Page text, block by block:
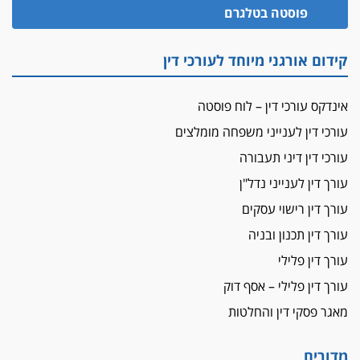
הזכות לטנף
מאסר לעורך הדין
פיקטיביות בשם פלסטינים
על המידתיות
ביה"ד המשמעתי ביטל השעיה לצמיתות של
עורכת-דין שהביעה שמחה ב-7 באוקטובר
אשם
עו"ד הלל בבייב הורשע בהונאת עשרות לקוחות,
ההסדר: 7-9 שנות מאסר
דין ומקרקעין
עורך דין ברמת השרון נחקר בחשד למרמה בעסקת
תובעת משטרתית פוטרה בחשד לעישון סמים
פוסטה בטלגרם
קידום אורגני מיוחד לעורכי דין
אינדקס עורכי דין – לוח פוסטה
עורכי דין לענייני משפחה מומלצים
עורכי דין דיני תעבורה
עורך דין לענייני נדל"ן
עורך דין רישוי עסקים
עורך דין תכנון ובניה
עורך דין פלילי
עורך דין פלילי – אסף דוק
מאגר פסקי דין והחלטות
מדורים